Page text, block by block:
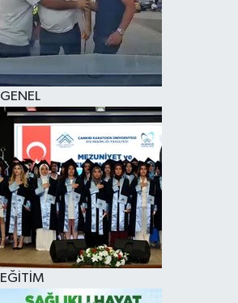
GENEL
EĞİTİM
KÜLTÜR SANAT
SAĞLIK
SİYASET
SPOR
TEKNOLOJİ
VİZYONDAKİLER